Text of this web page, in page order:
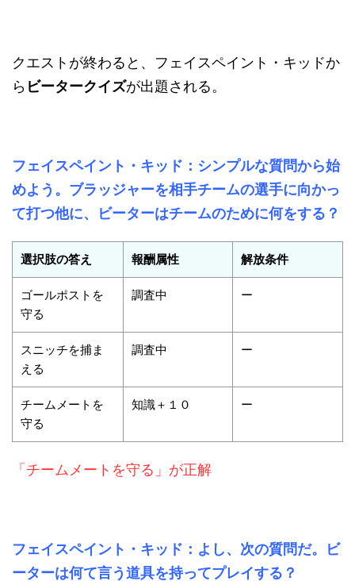
クエストが終わると、フェイスペイント・キッドか
ら ビータークイズが出題される。
フェイスペイント・キッド：シンプルな質問から始
めよう。ブラッジャーを相手チームの選手に向かっ
て打つ他に、ビーターはチームのために何をする？
選択肢の答え 報酬属性 解放条件
ゴールポストを
守る
調査中 ー
スニッチを捕ま
える
調査中 ー
チームメートを
守る
知識＋１０ ー
「チームメートを守る」が正解
フェイスペイント・キッド：よし、次の質問だ。ビ
ーターは何て言う道具を持ってプレイする？